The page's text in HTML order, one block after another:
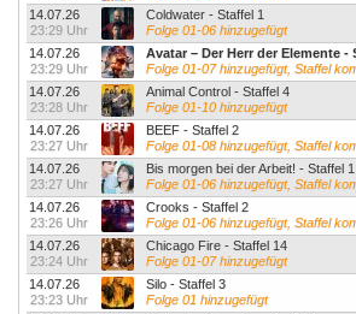
14.07.26
23:29 Uhr
Coldwater - Staffel 1
Folge 01-06 hinzugefügt
14.07.26
23:29 Uhr
Avatar – Der Herr der Elemente -
Folge 01-07 hinzugefügt, Staffel
14.07.26
23:28 Uhr
Animal Control - Staffel 4
Folge 01-10 hinzugefügt
14.07.26
23:27 Uhr
BEEF - Staffel 2
Folge 01-08 hinzugefügt, Staffel
14.07.26
23:27 Uhr
Bis morgen bei der Arbeit! - Staffel 1
Folge 01-06 hinzugefügt, Staffel
14.07.26
23:26 Uhr
Crooks - Staffel 2
Folge 01-06 hinzugefügt, Staffel
14.07.26
23:24 Uhr
Chicago Fire - Staffel 14
Folge 01-07 hinzugefügt
14.07.26
23:23 Uhr
Silo - Staffel 3
Folge 01 hinzugefügt